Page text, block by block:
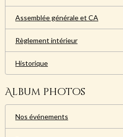
Assemblée générale et CA
Règlement intérieur
Historique
Album photos
Nos événements